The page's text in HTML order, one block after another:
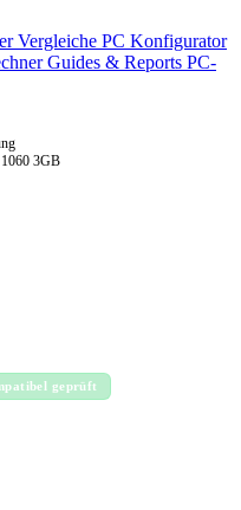
Vergleiche PC Konfigurator
Guides & Reports PC-
3GB
geprüft